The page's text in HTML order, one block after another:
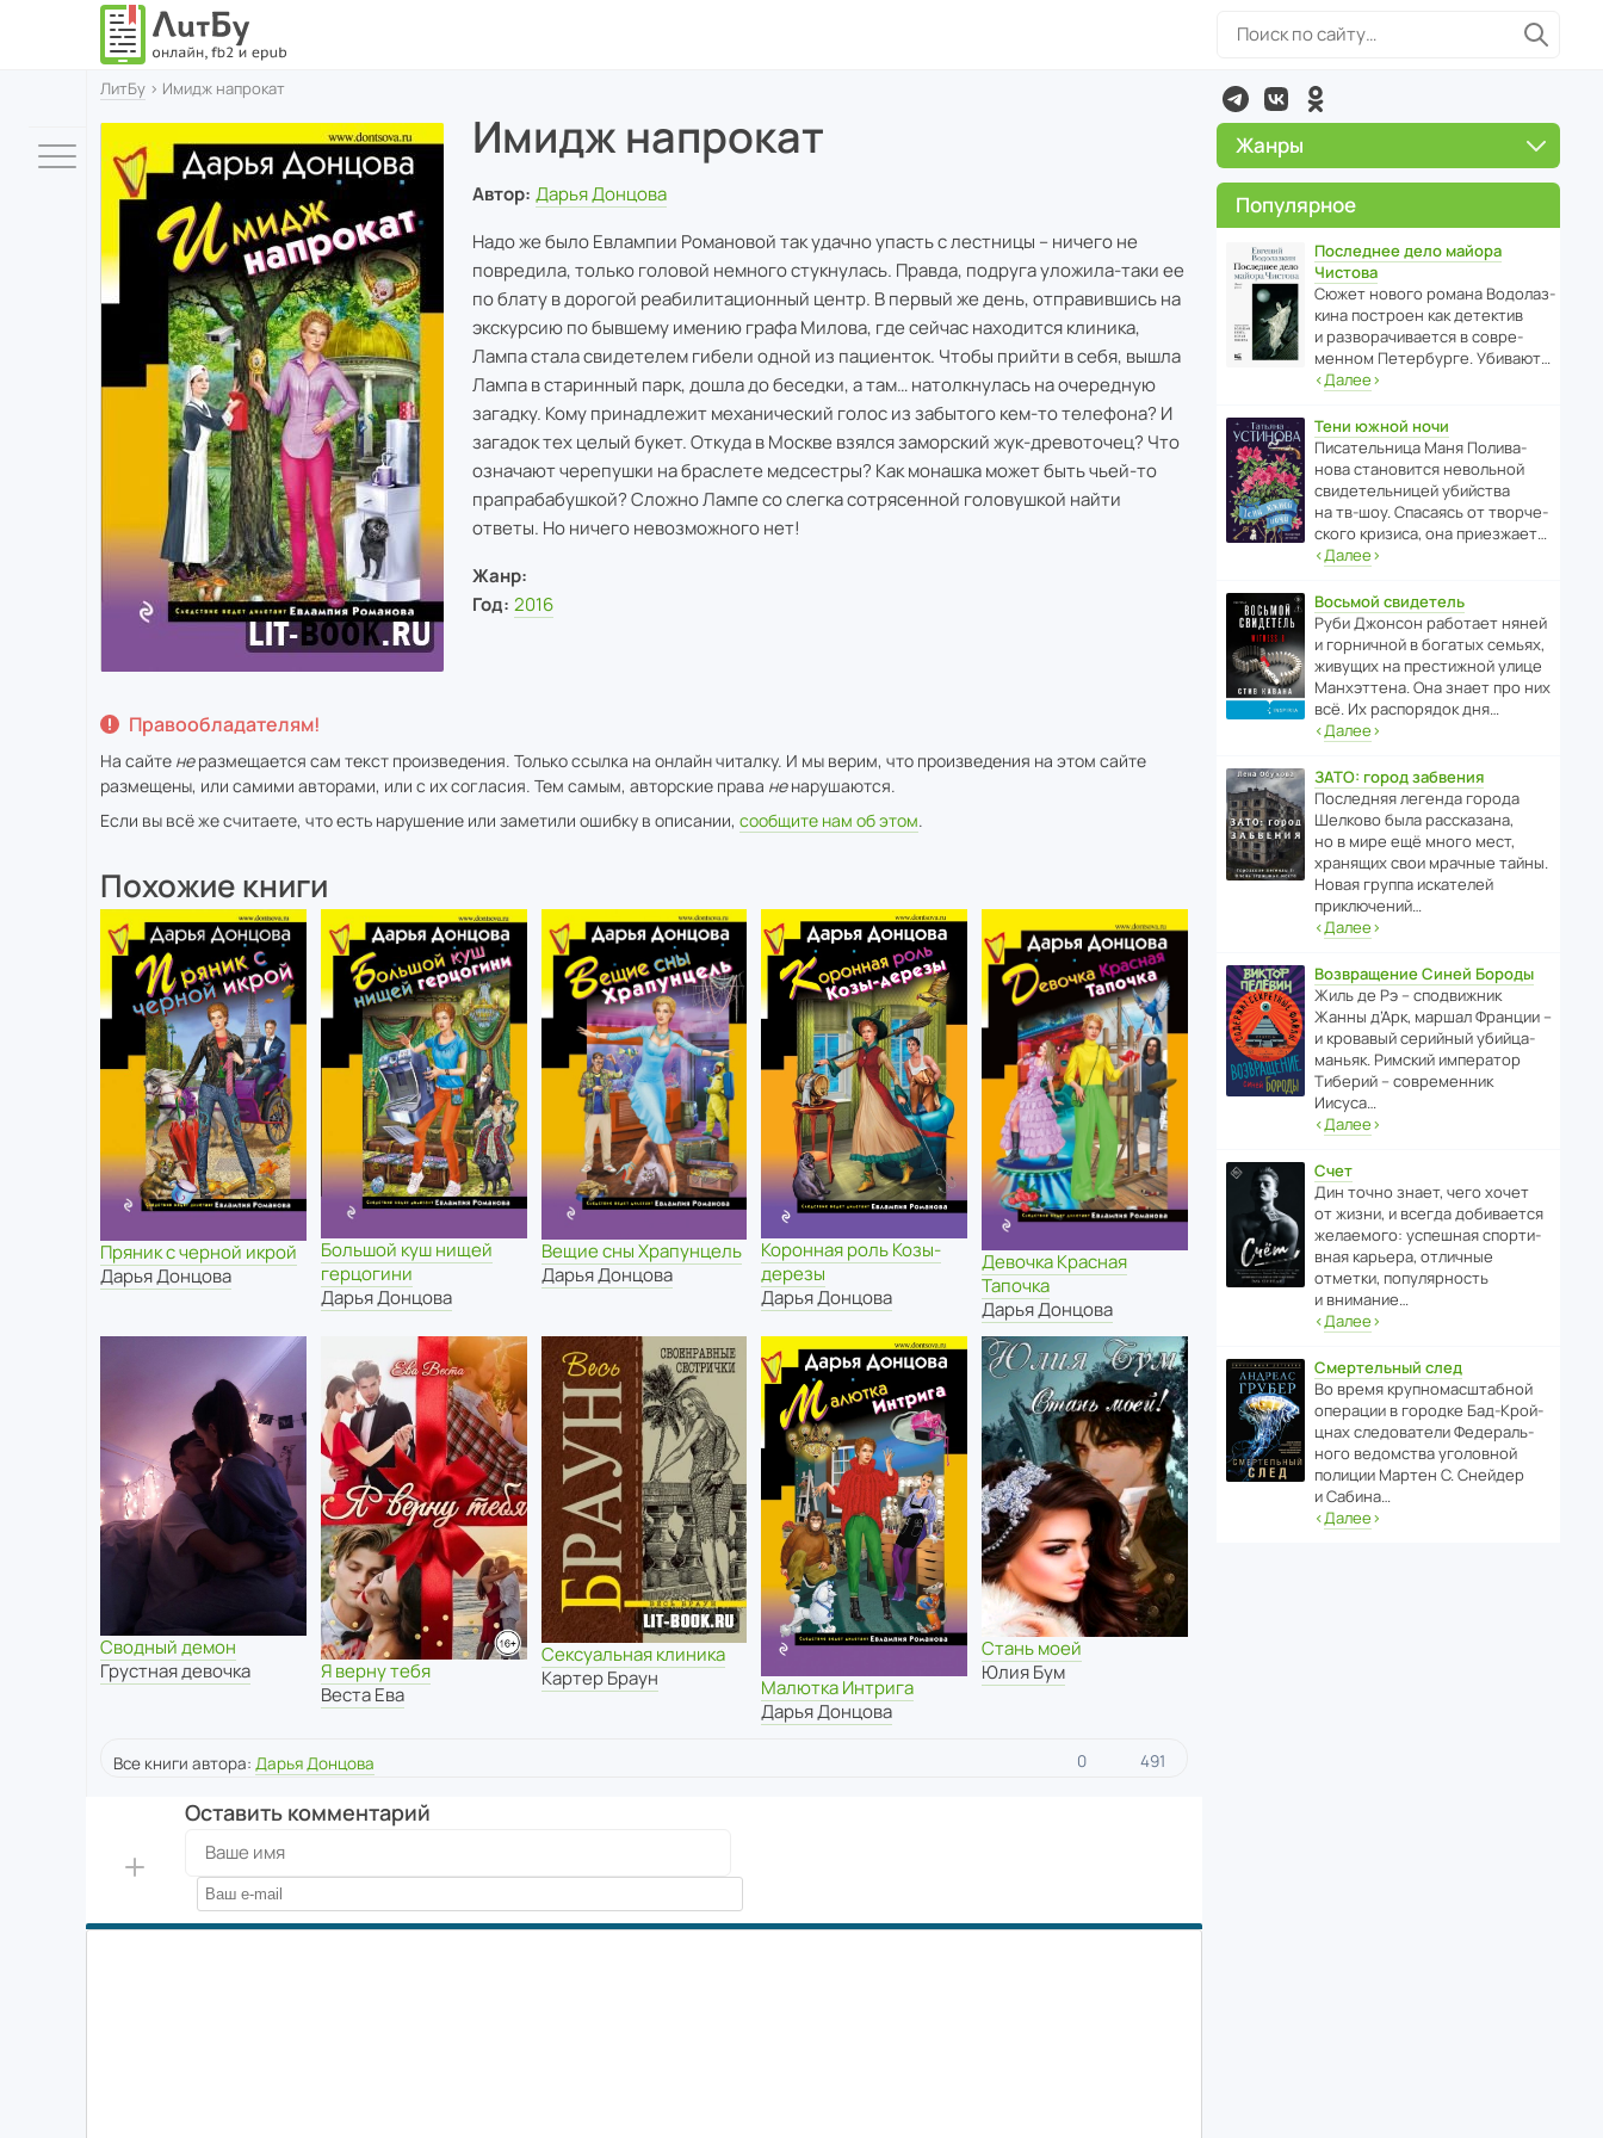
ЛитБу › Имидж напрокат
Имидж напрокат
Автор: Дарья Донцова
Надо же было Евлампии Романовой так удачно упасть с лестницы – ничего не
повредила, только головой немного стукнулась. Правда, подруга уложила-таки ее
по блату в дорогой реабилитационный центр. В первый же день, отправившись на
экскурсию по бывшему имению графа Милова, где сейчас находится клиника,
Лампа стала свидетелем гибели одной из пациенток. Чтобы прийти в себя, вышла
Лампа в старинный парк, дошла до беседки, а там… натолкнулась на очередную
загадку. Кому принадлежит механический голос из забытого кем-то телефона? И
загадок тех целый букет. Откуда в Москве взялся заморский жук-древоточец? Что
означают черепушки на браслете медсестры? Как монашка может быть чьей-то
прапрабабушкой? Сложно Лампе со слегка сотрясенной головушкой найти
ответы. Но ничего невозможного нет!
Жанр:
Год: 2016
Правообладателям!
На сайте неразмещается сам текст произведения. Только ссылка на онлайн читалку. И мы верим, что произведения на этом сайте
размещены, или самими авторами, или с их согласия. Тем самым, авторские права ненарушаются.
Если вы всё же считаете, что есть нарушение или заметили ошибку в описании, сообщите нам об этом.
Похожие книги
Пряник с черной икрой
Дарья Донцова
Большой куш нищей
герцогини
Дарья Донцова
Вещие сны Храпунцель
Дарья Донцова
Коронная роль Козы-
дерезы
Дарья Донцова
Девочка Красная
Тапочка
Дарья Донцова
Сводный демон
Грустная девочка
Я верну тебя
Веста Ева
Сексуальная клиника
Картер Браун
Малютка Интрига
Дарья Донцова
Стань моей
Юлия Бум
Все книги автора: Дарья Донцова 0 491
Оставить комментарий
Жанры
Популярное
Последнее дело майора
Чистова
Сюжет нового романа Водо­ла­з­
кина пост­роен как дете­ктив
и разво­ра­чи­ва­ется в совре­
менном Пете­р­бурге. Убивают…
‹Далее›
Тени южной ночи
Писа­тель­ница Маня Поли­ва­
нова стано­вится невольной
свиде­тель­ницей убийства
на тв-шоу. Спасаясь от твор­че­
с­кого кризиса, она приезжает…
‹Далее›
Восьмой свидетель
Руби Джонсон рабо­тает няней
и горни­чной в богатых семьях,
живущих на прес­ти­жной улице
Манх­эт­тена. Она знает про них
всё. Их распо­рядок дня…
‹Далее›
ЗАТО: город забвения
После­дняя легенда города
Шелково была расска­зана,
но в мире ещё много мест,
хранящих свои мрачные тайны.
Новая группа иска­телей
приключений…
‹Далее›
Возвращение Синей Бороды
Жиль де Рэ – спод­ви­жник
Жанны д’Арк, маршал Франции –
и кровавый серийный убийца-
маньяк. Римский импе­ратор
Тиберий – совре­менник
Иисуса…
‹Далее›
Счет
Дин точно знает, чего хочет
от жизни, и всегда доби­ва­ется
жела­е­мого: успе­шная спор­ти­
вная карьера, отли­чные
отметки, попу­ля­р­ность
и внимание…
‹Далее›
Смертельный след
Во время круп­но­мас­ш­та­бной
операции в городке Бад‑Крой­
цнах следо­ва­тели Феде­раль­
ного ведомства уголо­вной
полиции Мартен С. Снейдер
и Сабина…
‹Далее›